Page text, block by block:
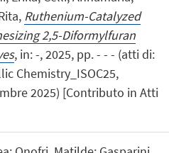
Ruthenium-Catalyzed
2,5-Diformylfuran
, in: -, 2025, pp. - - - (atti di:
Chemistry_ISOC25,
2025) [Contributo in Atti